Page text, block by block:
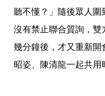
聽不懂？」隨後眾人
沒有禁止聯合質詢，
幾分鐘後，才又重新
昭姿、陳清龍一起共用